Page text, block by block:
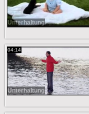
Unterhaltung
04:14
Unterhaltung